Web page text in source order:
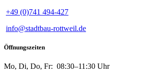
+49 (0)741 494-427
info@stadtbau-rottweil.de
Öffnungszeiten
Mo, Di, Do, Fr: 08:30–11:30 Uhr